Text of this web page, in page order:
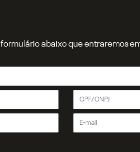
abaixo que entraremos